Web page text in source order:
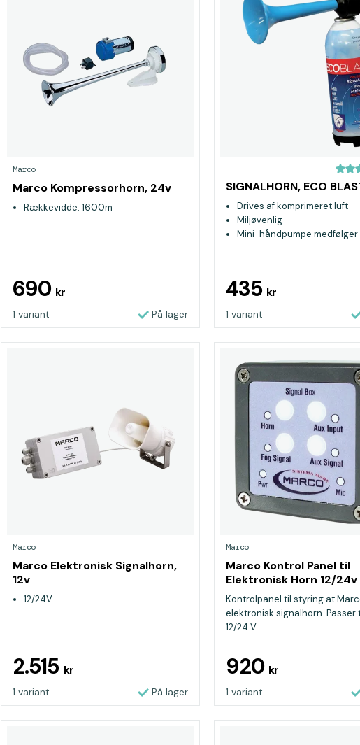
Marco
Marco Kompressorhorn, 24v
Rækkevidde: 1600m
690 kr
1 variant På lager
SIGNALHORN, ECO
Drives af komprimeret luft
Miljøvenlig
Mini-håndpumpe medfølger
435 kr
1 variant
Marco
Marco Elektronisk Signalhorn,
12v
12/24V
2.515 kr
1 variant På lager
Marco
Marco Kontrol Panel til
Elektronisk Horn 12/24v
Kontrolpanel til styring at
elektronisk signalhorn. Passer
12/24 V.
920 kr
1 variant